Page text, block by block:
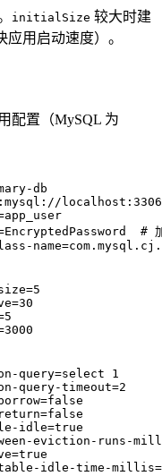
initialSize 较大时建
应用启动速度）。
配置（MySQL 为
db
localhost:3306/
app_user
EncryptedPassword  #
name=
=5
=30
5
3000
query=select 1
query-timeout=2
=false
=false
idle=true
eviction-runs-
=true
idle-time-millis=